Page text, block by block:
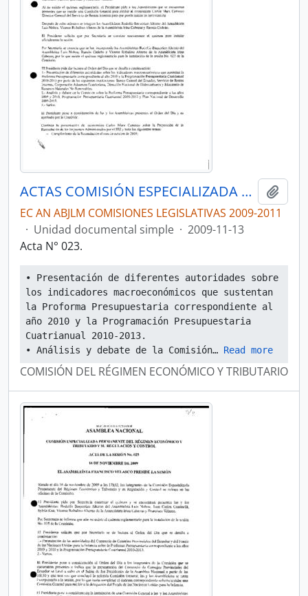
ACTAS COMISIÓN ESPECIALIZADA PERMANENTE DEL RÉGIMEN ECONÓMICO Y TRIBUTARIO Y SU REGULACIÓN Y CONTROL
EC AN ABJLM COMISIONES LEGISLATIVAS 2009-2011
· Unidad documental simple · 2009-11-13
Acta N° 023.
• Presentación de diferentes autoridades sobre
los indicadores macroeconómicos que sustentan
la Proforma Presupuestaria correspondiente al
año 2010 y la Programación Presupuestaria
Cuatrianual 2010-2013.
• Análisis y debate de la Comisión… Read more
COMISIÓN DEL RÉGIMEN ECONÓMICO Y TRIBUTARIO